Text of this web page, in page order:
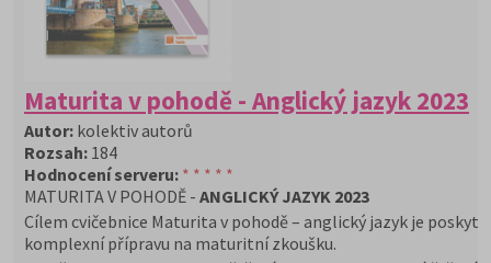
Maturita v pohodě - Anglický jazyk 2023
Autor: kolektiv autorů
Rozsah: 184
Hodnocení serveru: * * * * *
MATURITA V POHODĚ - ANGLICKÝ JAZYK 2023
Cílem cvičebnice Maturita v pohodě – anglický jazyk je
komplexní přípravu na maturitní zkoušku.